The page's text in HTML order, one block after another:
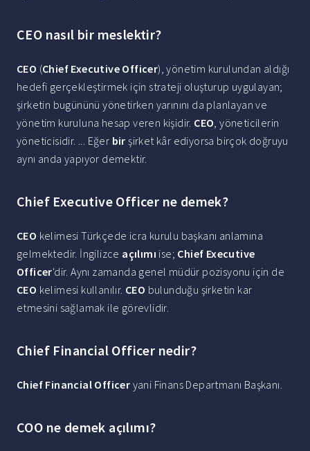
CEO nasıl bir meslektir?
CEO (Chief Executive Officer), yönetim kurulundan aldığı
hedefi gerçekleştirmek için strateji oluşturup uygulayan;
şirketin bugününü yönetirken yarınını da planlayan ve
yönetim kuruluna hesap veren kişidir. CEO, yöneticilerin
yöneticisidir. ... Eğer bir şirket kâr ediyorsa birçok doğruyu
aynı anda yapıyor demektir.
Chief Executive Officer ne demek?
CEO kelimesi Türkçede icra kurulu başkanı anlamına
gelmektedir. İngilizce açılımı ise; Chief Executive
Officer'dir. Aynı zamanda genel müdür pozisyonu için de
CEO kelimesi kullanılır. CEO bulunduğu şirketin kar
etmesini sağlamak ile görevlidir.
Chief Financial Officer nedir?
Chief Financial Officer yani Finans Departmanı Başkanı.
COO ne demek açılımı?